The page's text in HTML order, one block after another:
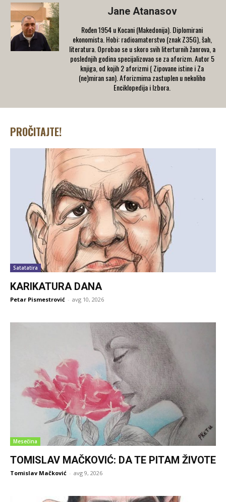
Jane Atanasov
Rođen 1954 u Kocani (Makedonija). Diplomirani
ekonomista. Hobi: radioamaterstvo (znak Z35G), šah,
literatura. Oprobao se u skoro svih literturnih žanrova, a
poslednjih godina specijalizovao se za aforizm. Autor 5
knjiga, od kojih 2 aforizmi ( Zipovane istine i Za
(ne)miran san). Aforizmima zastuplen u nekoliho
Enciklopedija i Izbora.
PROČITAJTE!
Satatatira
KARIKATURA DANA
Petar Pismestrović - avg 10, 2026
Mesečina
TOMISLAV MAČKOVIĆ: DA TE PITAM ŽIVOTE
Tomislav Mačković - avg 9, 2026